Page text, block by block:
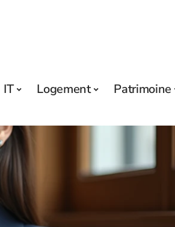
IT Logement Patrimoine